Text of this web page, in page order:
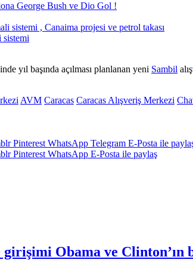
George Bush ve Dio Gol !
sistemi
yıl başında açılması planlanan yeni Sambil
AVM Caracas Caracas Alışveriş Merkezi
Pinterest WhatsApp Telegram E-Posta ile
Pinterest WhatsApp E-Posta ile paylaş
Obama ve Clinton’ın